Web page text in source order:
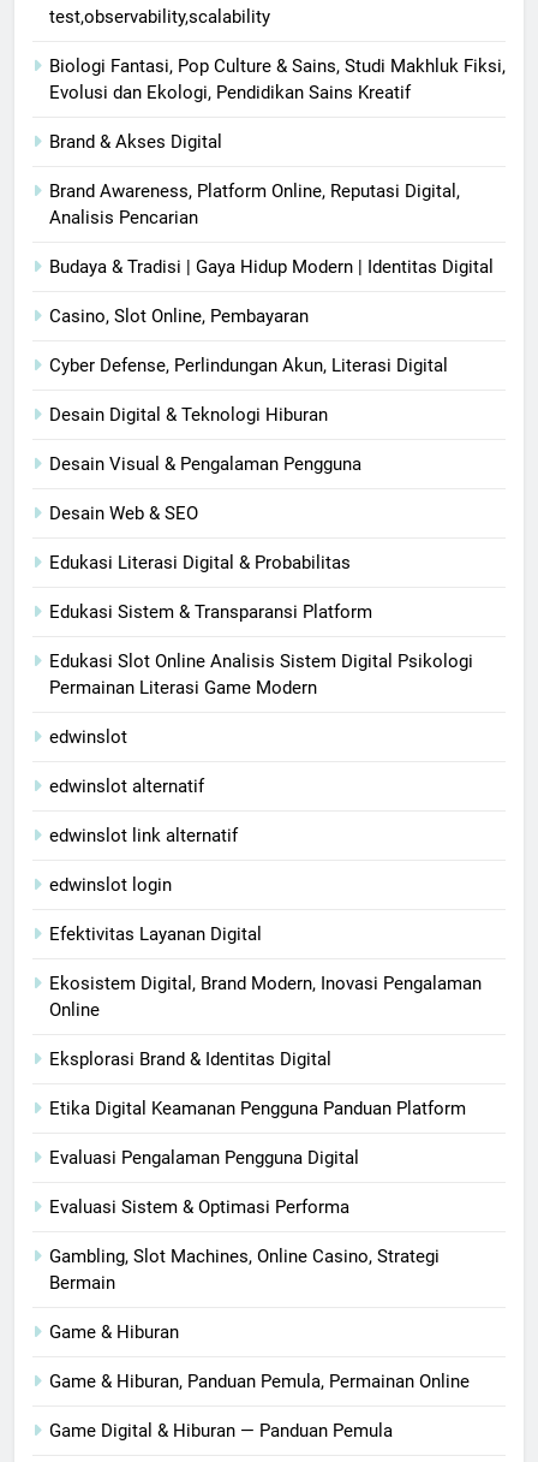
test,observability,scalability
Biologi Fantasi, Pop Culture & Sains, Studi Makhluk Fiksi,
Evolusi dan Ekologi, Pendidikan Sains Kreatif
Brand & Akses Digital
Brand Awareness, Platform Online, Reputasi Digital,
Analisis Pencarian
Budaya & Tradisi | Gaya Hidup Modern | Identitas Digital
Casino, Slot Online, Pembayaran
Cyber Defense, Perlindungan Akun, Literasi Digital
Desain Digital & Teknologi Hiburan
Desain Visual & Pengalaman Pengguna
Desain Web & SEO
Edukasi Literasi Digital & Probabilitas
Edukasi Sistem & Transparansi Platform
Edukasi Slot Online Analisis Sistem Digital Psikologi
Permainan Literasi Game Modern
edwinslot
edwinslot alternatif
edwinslot link alternatif
edwinslot login
Efektivitas Layanan Digital
Ekosistem Digital, Brand Modern, Inovasi Pengalaman
Online
Eksplorasi Brand & Identitas Digital
Etika Digital Keamanan Pengguna Panduan Platform
Evaluasi Pengalaman Pengguna Digital
Evaluasi Sistem & Optimasi Performa
Gambling, Slot Machines, Online Casino, Strategi
Bermain
Game & Hiburan
Game & Hiburan, Panduan Pemula, Permainan Online
Game Digital & Hiburan — Panduan Pemula